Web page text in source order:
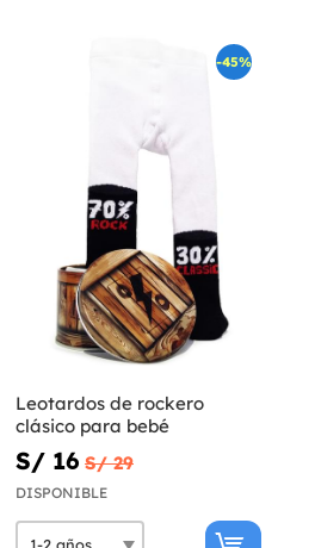
-45%
Leotardos de rockero
clásico para bebé
S/ 16 S/ 29
DISPONIBLE